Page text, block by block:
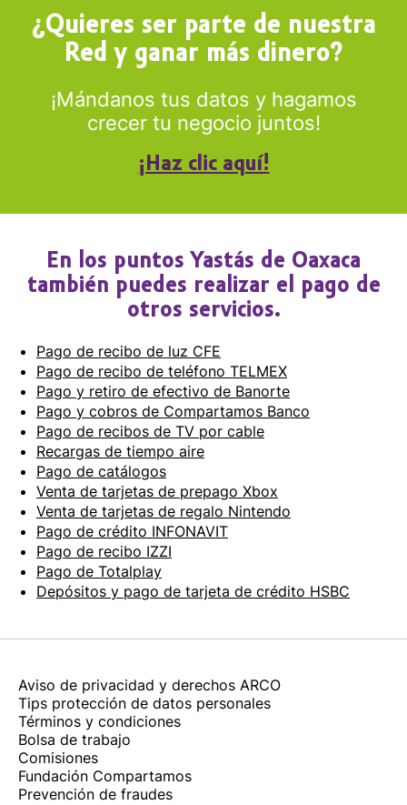
¿Quieres ser parte de nuestra
Red y ganar más dinero?
¡Mándanos tus datos y hagamos
crecer tu negocio juntos!
¡Haz clic aquí!
En los puntos Yastás de Oaxaca
también puedes realizar el pago de
otros servicios.
Pago de recibo de luz CFE
Pago de recibo de teléfono TELMEX
Pago y retiro de efectivo de Banorte
Pago y cobros de Compartamos Banco
Pago de recibos de TV por cable
Recargas de tiempo aire
Pago de catálogos
Venta de tarjetas de prepago Xbox
Venta de tarjetas de regalo Nintendo
Pago de crédito INFONAVIT
Pago de recibo IZZI
Pago de Totalplay
Depósitos y pago de tarjeta de crédito HSBC
Aviso de privacidad y derechos ARCO
Tips protección de datos personales
Términos y condiciones
Bolsa de trabajo
Comisiones
Fundación Compartamos
Prevención de fraudes